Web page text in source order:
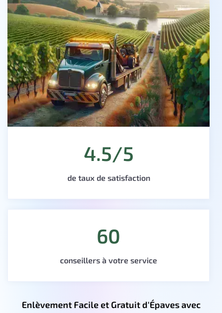
4.5/5
de taux de satisfaction
60
conseillers à votre service
Enlèvement Facile et Gratuit d'Épaves avec